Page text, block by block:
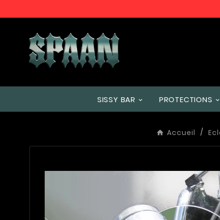
SISSY BAR PROTECTIONS
Accueil